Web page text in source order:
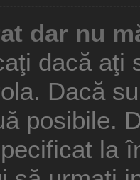
dar nu
dacă aţi
Dacă
posibile.
la